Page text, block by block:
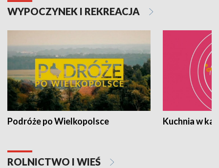
WYPOCZYNEK I REKREACJA
Podróże po Wielkopolsce Kuchnia w
ROLNICTWO I WIEŚ